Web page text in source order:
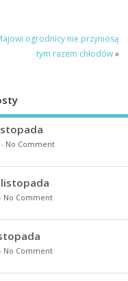
ogrodnicy nie przyniosą
tym razem chłodów»
No Comment
No Comment
No Comment